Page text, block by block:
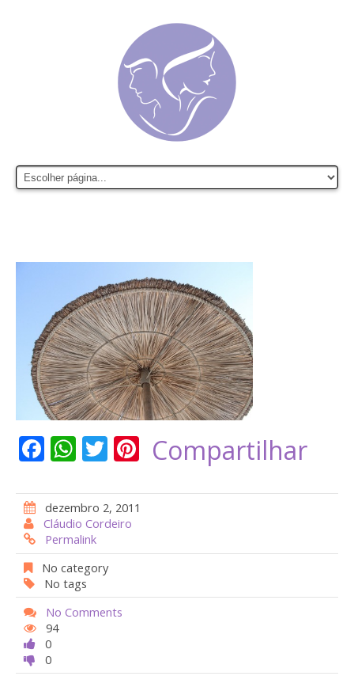
F
e
b
o
o
k
W
at
s
A
p
p
T
itt
er
Pi
er
st
Compartilhar
dezembro 2, 2011
Cláudio Cordeiro
Permalink
No category
No tags
No Comments
94
0
0